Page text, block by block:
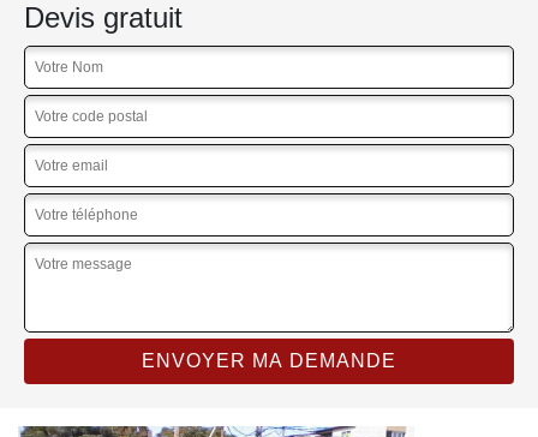
Devis gratuit